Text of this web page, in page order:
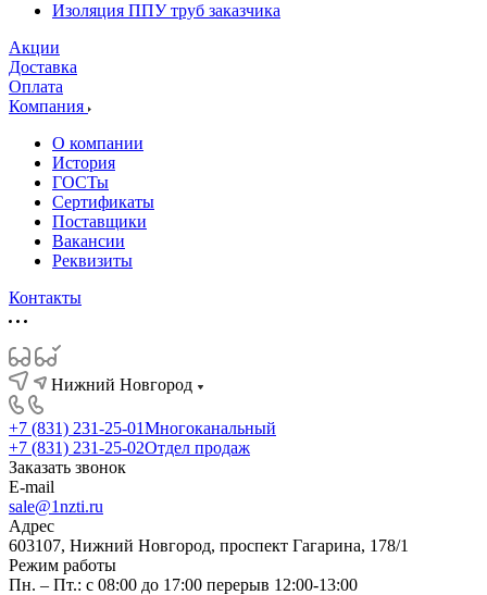
Изоляция ППУ труб заказчика
Акции
Доставка
Оплата
Компания
О компании
История
ГОСТы
Сертификаты
Поставщики
Вакансии
Реквизиты
Контакты
Нижний Новгород
+7 (831) 231-25-01Многоканальный
+7 (831) 231-25-02Отдел продаж
Заказать звонок
E-mail
sale@1nzti.ru
Адрес
603107, Нижний Новгород, проспект Гагарина, 178/1
Режим работы
Пн. – Пт.: с 08:00 до 17:00 перерыв 12:00-13:00